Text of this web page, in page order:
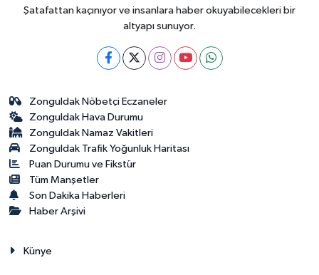
Şatafattan kaçınıyor ve insanlara haber okuyabilecekleri bir
altyapı sunuyor.
Zonguldak Nöbetçi Eczaneler
Zonguldak Hava Durumu
Zonguldak Namaz Vakitleri
Zonguldak Trafik Yoğunluk Haritası
Puan Durumu ve Fikstür
Tüm Manşetler
Son Dakika Haberleri
Haber Arşivi
Künye